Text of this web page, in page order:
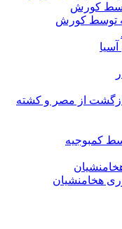
کورش
توسط کورش
از مصر و کشته
هخامنشیان